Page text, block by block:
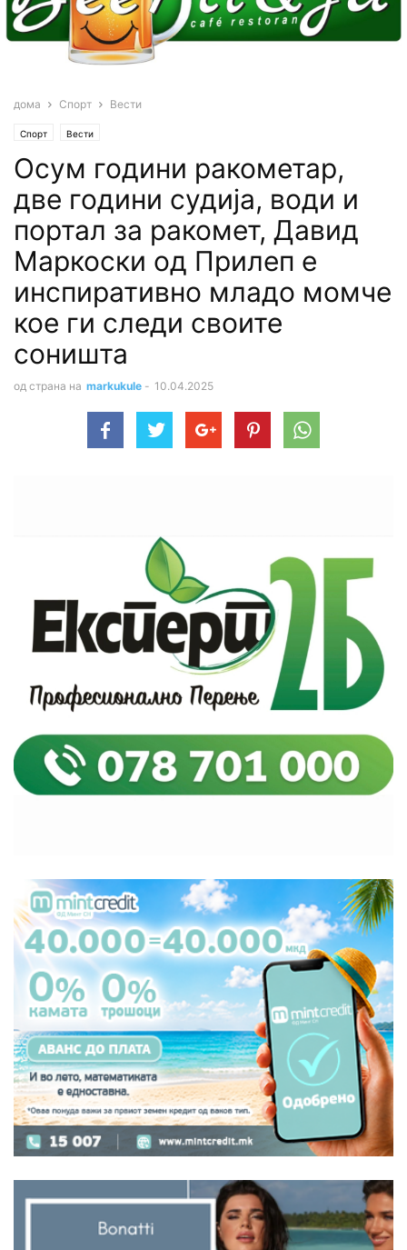
дома Спорт Вести
Спорт Вести
Осум години ракометар,
две години судија, води и
портал за ракомет, Давид
Маркоски од Прилеп е
инспиративно младо момче
кое ги следи своите
соништа
од страна на markukule - 10.04.2025